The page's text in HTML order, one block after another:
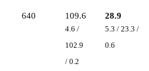
640 109.6
4.6 /
102.9
/ 0.2
28.9
5.3 / 23.3 /
0.6